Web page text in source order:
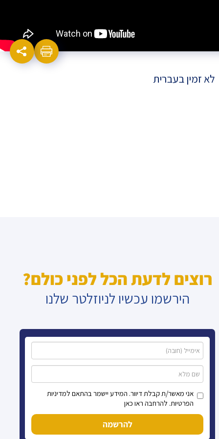
לא זמין בעברית
רוצים לדעת הכל לפני כולם?
הירשמו עכשיו לניוזלטר שלנו
אני מאשר/ת קבלת דיוור. המידע יישמר בהתאם למדיניות
הפרטיות. להרחבה ראו כאן
להרשמה